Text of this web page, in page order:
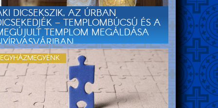
DICSEKSZIK, AZ ÚRBAN
– TEMPLOMBÚCSÚ ÉS A
TEMPLOM MEGÁLDÁSA
EGYHÁZMEGYÉNK